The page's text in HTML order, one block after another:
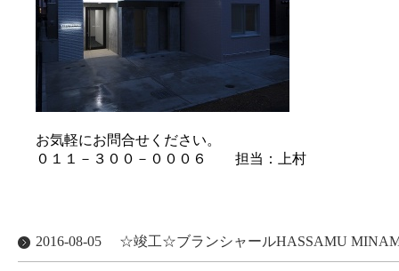
お気軽にお問合せください。
０１１－３００－０００６ 担当：上村
2016-08-05 ☆竣工☆ブランシャールHASSAMU